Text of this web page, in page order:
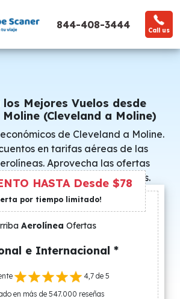
844-408-3444 Call us
los Mejores Vuelos desde
(Cleveland a Moline)
de Cleveland a Moline.
en tarifas aéreas de las
Aprovecha las ofertas
y consigue precios especiales.
HASTA Desde $78
por tiempo limitado!
Aerolínea Ofertas
e Internacional *
4,7 de 5
en más de 547.000 reseñas